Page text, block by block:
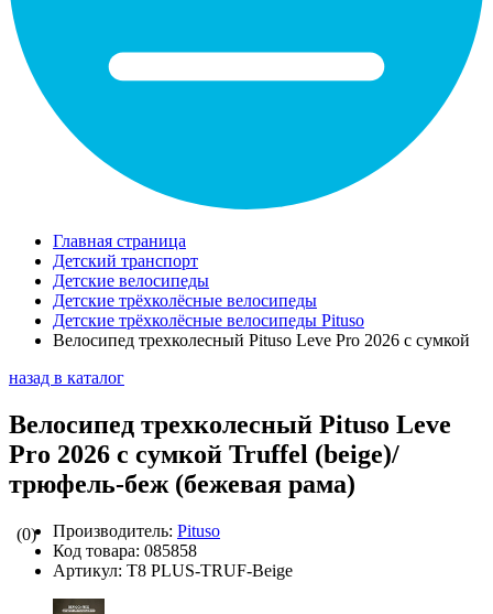
Главная страница
Детский транспорт
Детские велосипеды
Детские трёхколёсные велосипеды
Детские трёхколёсные велосипеды Pituso
Велосипед трехколесный Pituso Leve Pro 2026 с сумкой
назад в каталог
Велосипед трехколесный Pituso Leve
Pro 2026 с сумкой Truffel (beige)/
трюфель-беж (бежевая рама)
(0) Производитель: Pituso
Код товара: 085858
Артикул: T8 PLUS-TRUF-Beige